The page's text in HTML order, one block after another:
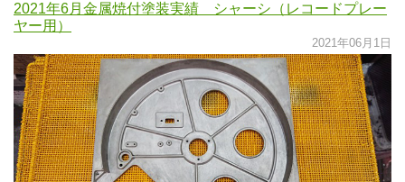
2021年6月金属焼付塗装実績 シャーシ（レコードプレー
ヤー用）
2021年06月1日